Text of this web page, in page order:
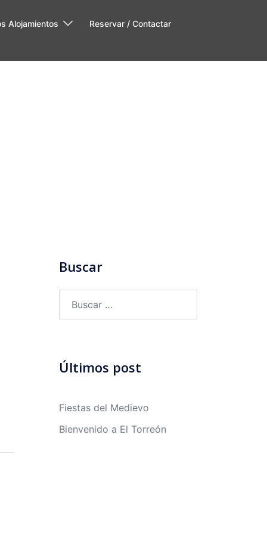
Alojamientos
Reservar / Contactar
Buscar
Últimos post
Fiestas del Medievo
Bienvenido a El Torreón